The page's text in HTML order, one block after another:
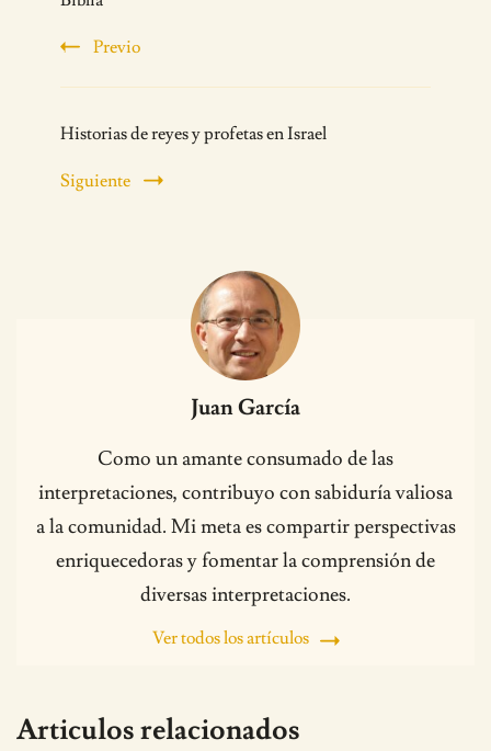
Previo
Historias de reyes y profetas en Israel
Siguiente
Juan García
Como un amante consumado de las
interpretaciones, contribuyo con sabiduría valiosa
a la comunidad. Mi meta es compartir perspectivas
enriquecedoras y fomentar la comprensión de
diversas interpretaciones.
Ver todos los artículos
Articulos relacionados